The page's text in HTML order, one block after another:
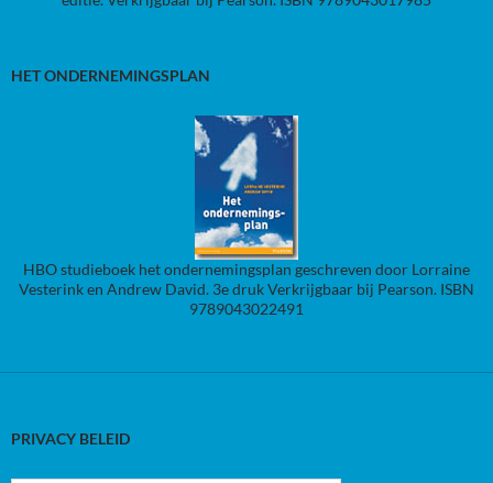
HET ONDERNEMINGSPLAN
HBO studieboek het ondernemingsplan geschreven door Lorraine
Vesterink en Andrew David. 3e druk Verkrijgbaar bij Pearson. ISBN
9789043022491
PRIVACY BELEID